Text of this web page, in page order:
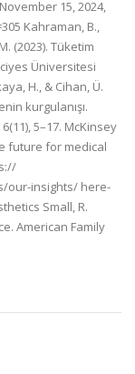
15, 2024,
Kahraman, B.,
(2023). Tüketim
Üniversitesi
H., & Cihan, Ü.
kurgulanışı.
5–17. McKinsey
future for medical
our-insights/ here-
Small, R.
American Family